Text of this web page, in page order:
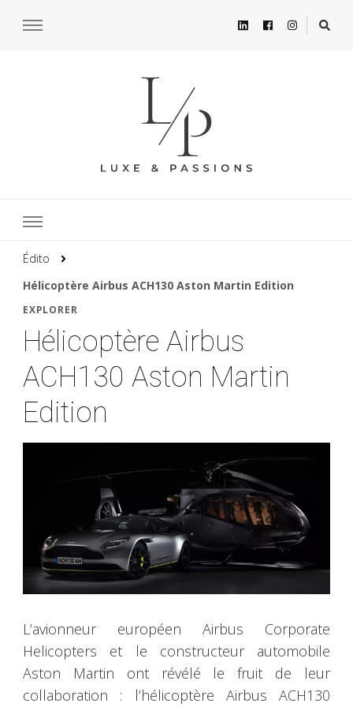
Édito
Hélicoptère Airbus ACH130 Aston Martin Edition
EXPLORER
Hélicoptère Airbus
ACH130 Aston Martin
Edition
L’avionneur européen Airbus Corporate
Helicopters et le constructeur automobile
Aston Martin ont révélé le fruit de leur
collaboration : l’hélicoptère Airbus ACH130